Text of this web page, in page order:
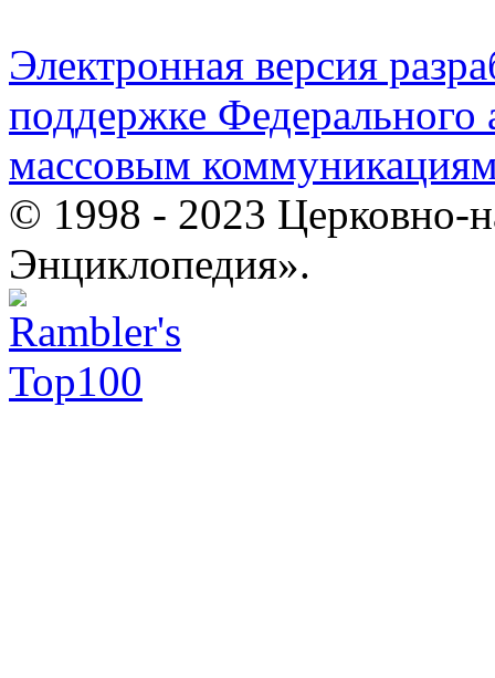
Электронная версия
поддержке Федерального
массовым
© 1998 - 2023 Церковно-
Энциклопедия».